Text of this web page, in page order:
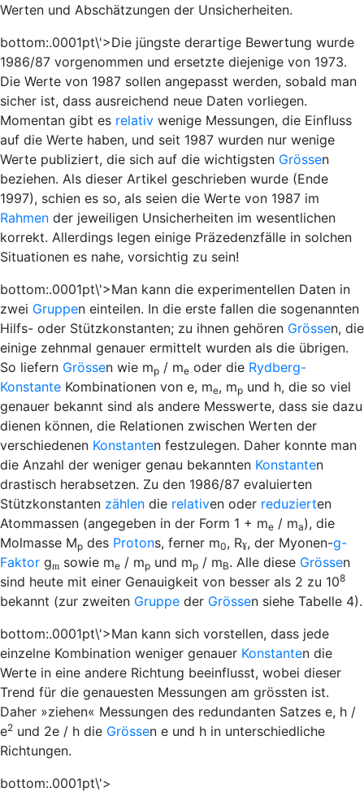
Werten und Abschätzungen der Unsicherheiten.
bottom:.0001pt\'>Die jüngste derartige Bewertung wurde
1986/87 vorgenommen und ersetzte diejenige von 1973.
Die Werte von 1987 sollen angepasst werden, sobald man
sicher ist, dass ausreichend neue Daten vorliegen.
Momentan gibt es relativ wenige Messungen, die Einfluss
auf die Werte haben, und seit 1987 wurden nur wenige
Werte publiziert, die sich auf die wichtigsten Grössen
beziehen. Als dieser Artikel geschrieben wurde (Ende
1997), schien es so, als seien die Werte von 1987 im
Rahmen der jeweiligen Unsicherheiten im wesentlichen
korrekt. Allerdings legen einige Präzedenzfälle in solchen
Situationen es nahe, vorsichtig zu sein!
bottom:.0001pt\'>Man kann die experimentellen Daten in
zwei Gruppen einteilen. In die erste fallen die sogenannten
Hilfs- oder Stützkonstanten; zu ihnen gehören Grössen, die
einige zehnmal genauer ermittelt wurden als die übrigen.
So liefern Grössen wie mp / me oder die Rydberg-
Konstante Kombinationen von e, me, mp und h, die so viel
genauer bekannt sind als andere Messwerte, dass sie dazu
dienen können, die Relationen zwischen Werten der
verschiedenen Konstanten festzulegen. Daher konnte man
die Anzahl der weniger genau bekannten Konstanten
drastisch herabsetzen. Zu den 1986/87 evaluierten
Stützkonstanten zählen die relativen oder reduzierten
Atommassen (angegeben in der Form 1 + me / ma), die
Molmasse Mp des Protons, ferner m0, R¥, der Myonen-g-
Faktor gm sowie me / mp und mp / mB. Alle diese Grössen
sind heute mit einer Genauigkeit von besser als 2 zu 108
bekannt (zur zweiten Gruppe der Grössen siehe Tabelle 4).
bottom:.0001pt\'>Man kann sich vorstellen, dass jede
einzelne Kombination weniger genauer Konstanten die
Werte in eine andere Richtung beeinflusst, wobei dieser
Trend für die genauesten Messungen am grössten ist.
Daher »ziehen« Messungen des redundanten Satzes e, h /
e2 und 2e / h die Grössen e und h in unterschiedliche
Richtungen.
bottom:.0001pt\'>